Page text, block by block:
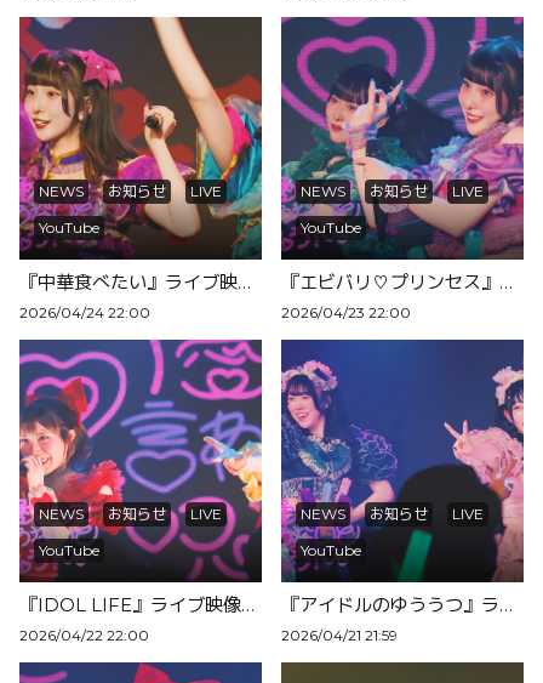
NEWS お知らせ
LIVE
YouTube
『中華食べたい』ライブ映像を公開！
2026/04/24 22:00
NEWS お知らせ
LIVE
YouTube
『エビバリ♡プリンセス』ライブ映像を公開！
2026/04/23 22:00
NEWS お知らせ
LIVE
YouTube
『IDOL LIFE』ライブ映像を公開！
2026/04/22 22:00
NEWS お知らせ
LIVE
YouTube
『アイドルのゆううつ』ライブ映像公開！
2026/04/21 21:59